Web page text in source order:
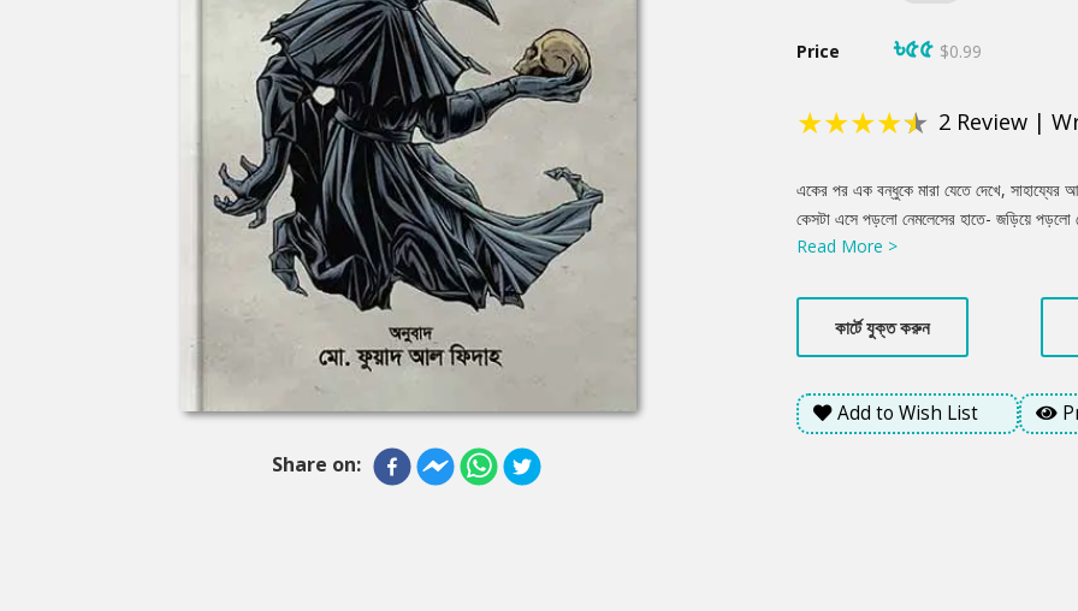
Share on:
Price ৳৫৫ $0.99
★★★★★ 2 Review |
Product
Summery
একের পর এক বন্ধুকে মারা যেতে দেখে, সাহায্যের
কেসটা এসে পড়লো নেমলেসের হাতে- জড়িয়ে
পার্ক-অ্যাসিস্টেড লিভিং কমিউনিটির রত্ন বলা চলে
দুই দূত। পার্কে অধিবাসীদের অধৈর্য
কড়ি দ্রুত হাতে আসার ব্যবস্থা করে দেয় তারা!
নেমলেস?
Read More >
কার্টে যুক্ত করুন
Add to Wish List